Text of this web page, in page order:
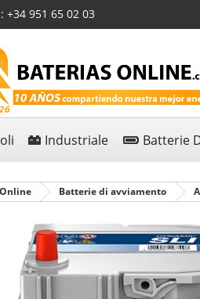
+34 951 65 02 03
Industriale Batterie
Batterie di avviamento